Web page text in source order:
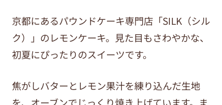
京都にあるパウンドケーキ専門店「SILK（シル
ク）」のレモンケーキ。見た目もさわやかな、
初夏にぴったりのスイーツです。
焦がしバターとレモン果汁を練り込んだ生地